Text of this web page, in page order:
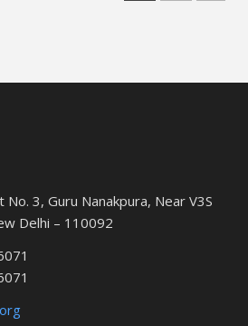
3, Guru Nanakpura, Near V3S
Delhi – 110092